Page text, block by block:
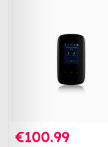
€100.99